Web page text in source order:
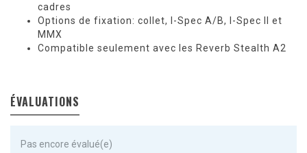
cadres
Options de fixation: collet, I-Spec A/B, I-Spec II et
MMX
Compatible seulement avec les Reverb Stealth A2
ÉVALUATIONS
Pas encore évalué(e)